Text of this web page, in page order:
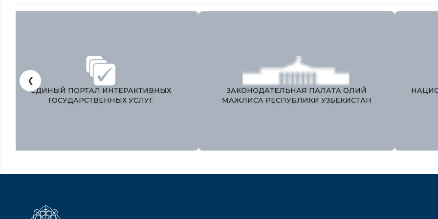
ЎЗБЕКИСТОН РЕСПУБЛИКАСИ
ПРЕЗИДЕНТИ МАТБУОТ ХИЗМАТИ
ЕДИНЫЙ ПОРТАЛ ИНТЕРАКТИВНЫХ
ГОСУДАРСТВЕННЫХ УСЛУГ
❮